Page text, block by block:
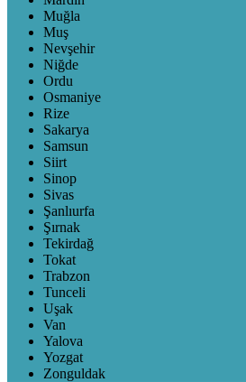
Muğla
Muş
Nevşehir
Niğde
Ordu
Osmaniye
Rize
Sakarya
Samsun
Siirt
Sinop
Sivas
Şanlıurfa
Şırnak
Tekirdağ
Tokat
Trabzon
Tunceli
Uşak
Van
Yalova
Yozgat
Zonguldak